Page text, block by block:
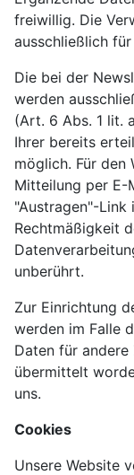
freiwillig. Die
ausschließlich
Die bei der
werden
(Art. 6 Abs. 1 lit.
Ihrer bereits
möglich. Für
Mitteilung per E-
"Austragen"-Link
Rechtmäßigkeit
unberührt.
Zur Einrichtung
werden im Falle
Daten für andere
übermittelt
uns.
Cookies
Unsere Website